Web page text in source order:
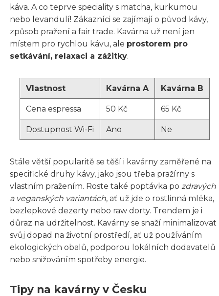
káva. A co teprve speciality s matcha, kurkumou
nebo levandulí! Zákazníci se zajímají o původ kávy,
způsob pražení a fair trade. Kavárna už není jen
místem pro rychlou kávu, ale prostorem pro
setkávání, relaxaci a zážitky.
Vlastnost Kavárna A Kavárna B
Cena espressa 50 Kč 65 Kč
Dostupnost Wi-Fi Ano Ne
Stále větší popularitě se těší i kavárny zaměřené na
specifické druhy kávy, jako jsou třeba pražírny s
vlastním pražením. Roste také poptávka po zdravých
a veganských variantách, ať už jde o rostlinná mléka,
bezlepkové dezerty nebo raw dorty. Trendem je i
důraz na udržitelnost. Kavárny se snaží minimalizovat
svůj dopad na životní prostředí, ať už používáním
ekologických obalů, podporou lokálních dodavatelů
nebo snižováním spotřeby energie.
Tipy na kavárny v Česku